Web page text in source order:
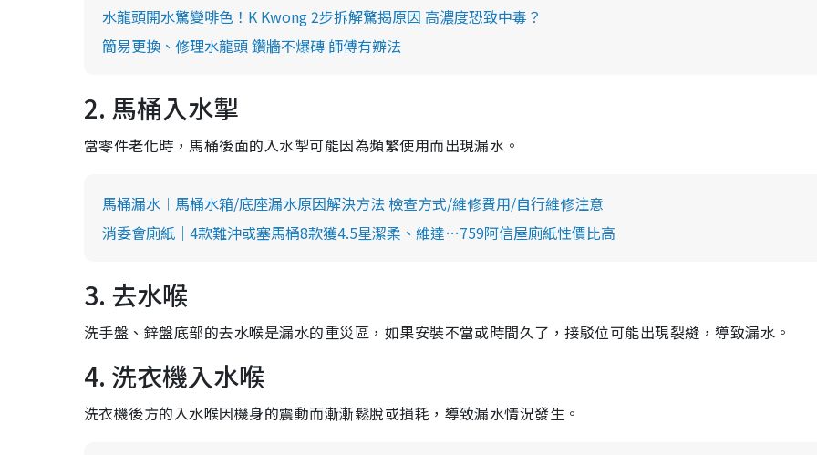
水龍頭開水驚變啡色！K Kwong 2步拆解驚揭原因 高濃度恐致中毒？
簡易更換、修理水龍頭 鑽牆不爆磚 師傅有辧法
2. 馬桶入水掣
當零件老化時，馬桶後面的入水掣可能因為頻繁使用而出現漏水。
馬桶漏水︱馬桶水箱/底座漏水原因解決方法 檢查方式/維修費用/自行維修注意
消委會廁紙｜4款難沖或塞馬桶8款獲4.5星潔柔、維達…759阿信屋廁紙性價比高
3. 去水喉
洗手盤、鋅盤底部的去水喉是漏水的重災區，如果安裝不當或時間久了，接駁位可能出現裂縫，導致漏水。
4. 洗衣機入水喉
洗衣機後方的入水喉因機身的震動而漸漸鬆脫或損耗，導致漏水情況發生。